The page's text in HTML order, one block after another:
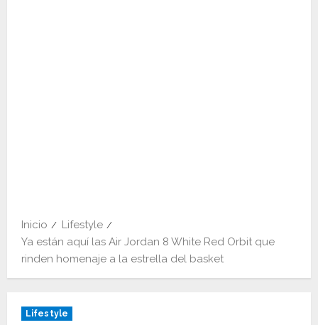
Inicio
Lifestyle
Ya están aquí las Air Jordan 8 White Red Orbit que
rinden homenaje a la estrella del basket
Lifestyle